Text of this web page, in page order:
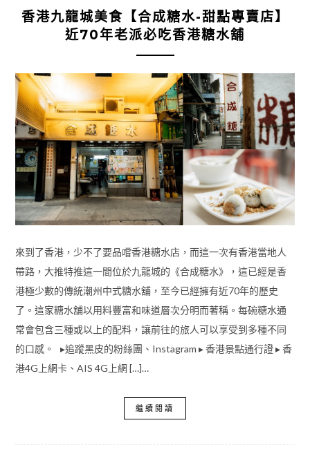
香港九龍城美食【合成糖水-甜點專賣店】
近70年老派必吃香港糖水舖
來到了香港，少不了要品嚐香港糖水店，而這一次有香港當地人
帶路，大推特推這一間位於九龍城的《合成糖水》，這已經是香
港極少數的傳統潮州中式糖水舖，至今已經擁有近70年的歷史
了。這家糖水舖以用料豐富和味道層次分明而著稱。每碗糖水通
常會包含三種或以上的配料，讓前往的旅人可以享受到多種不同
的口感。 ▸追蹤黑皮的粉絲團、Instagram ▸ 香港景點通行證 ▸ 香
港4G上網卡、AIS 4G上網 […]…
繼續閱讀